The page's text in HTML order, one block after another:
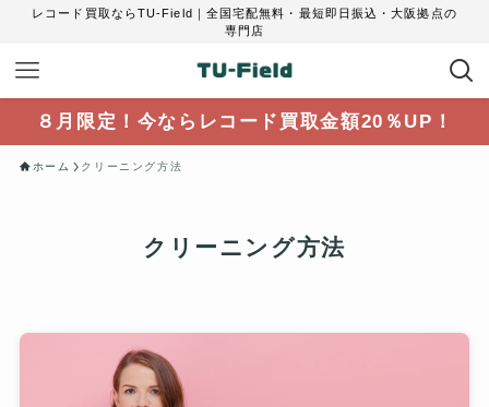
レコード買取ならTU-Field｜全国宅配無料・最短即日振込・大阪拠点の
専門店
８月限定！今ならレコード買取金額20％UP！
ホーム クリーニング方法
クリーニング方法